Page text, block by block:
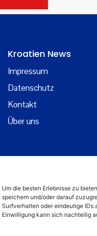
Um die besten Erlebnisse zu
speichern und/oder darauf
Surfverhalten oder eindeutige IDs
Einwilligung kann sich nachteilig
Kroatien News
Impressum
Datenschutz
Kontakt
Über uns